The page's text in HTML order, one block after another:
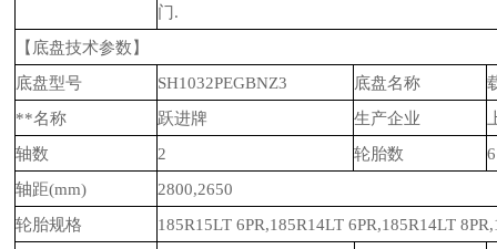
门.
【底盘技术参数】
底盘型号
SH1032PEGBNZ3 底盘名称
**名称
跃进牌 生产企业
轴数
2 轮胎数
6
轴距(mm)
2800,2650
轮胎规格
185R15LT 6PR,185R14LT 6PR,185R14LT